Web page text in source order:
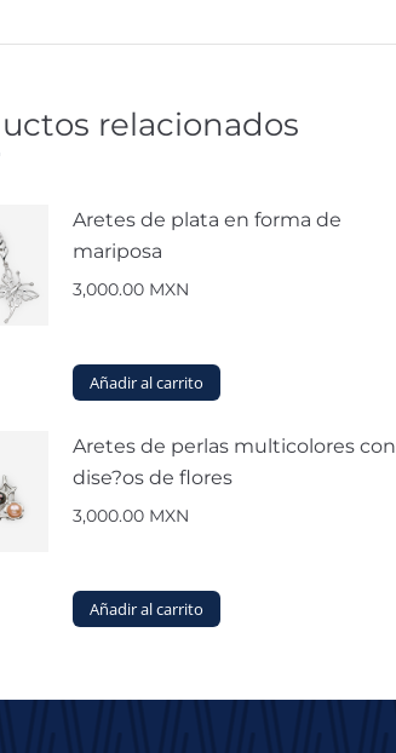
relacionados
Aretes de plata en forma de
mariposa
3,000.00 MXN
Añadir al carrito
Aretes de perlas multicolores con
dise?os de flores
3,000.00 MXN
Añadir al carrito